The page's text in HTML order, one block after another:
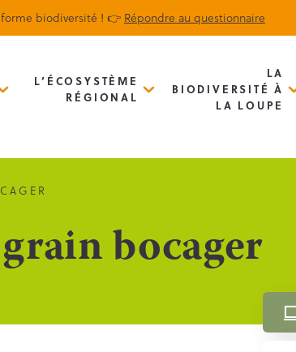
biodiversité ! 👉 Répondre au questionnaire
Biodiv’Map Newsletter Actualités
L’ÉCOSYSTÈME
RÉGIONAL
LA
BIODIVERSITÉ À
LA LOUPE
bocager